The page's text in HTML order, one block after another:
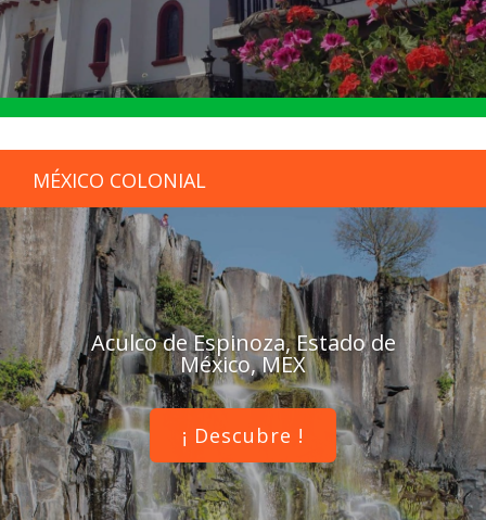
MÉXICO COLONIAL
Aculco de Espinoza, Estado de
México, MEX
¡ Descubre !